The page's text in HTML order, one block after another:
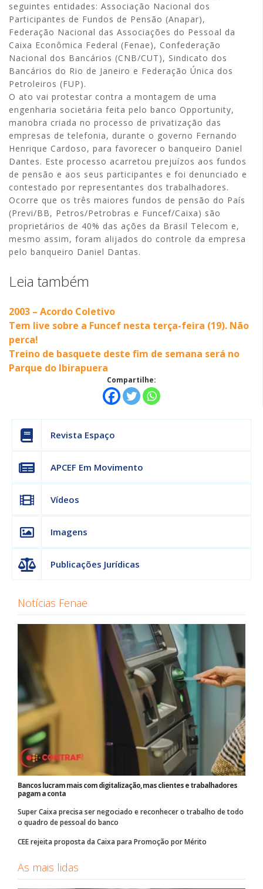
seguintes entidades: Associação Nacional dos
Participantes de Fundos de Pensão (Anapar),
Federação Nacional das Associações do Pessoal da
Caixa Econômica Federal (Fenae), Confederação
Nacional dos Bancários (CNB/CUT), Sindicato dos
Bancários do Rio de Janeiro e Federação Única dos
Petroleiros (FUP).
O ato vai protestar contra a montagem de uma
engenharia societária feita pelo banco Opportunity,
manobra criada no processo de privatização das
empresas de telefonia, durante o governo Fernando
Henrique Cardoso, para favorecer o banqueiro Daniel
Dantes. Este processo acarretou prejuízos aos fundos
de pensão e aos seus participantes e foi denunciado e
contestado por representantes dos trabalhadores.
Ocorre que os três maiores fundos de pensão do País
(Previ/BB, Petros/Petrobras e Funcef/Caixa) são
proprietários de 40% das ações da Brasil Telecom e,
mesmo assim, foram alijados do controle da empresa
pelo banqueiro Daniel Dantas.
Leia também
2003 – Acordo Coletivo
Tem live sobre a Funcef nesta terça-feira (19). Não
perca!
Treino de basquete deste fim de semana será no
Parque do Ibirapuera
Compartilhe:
Revista Espaço
APCEF Em Movimento
Vídeos
Imagens
Publicações Jurídicas
Notícias Fenae
Bancos lucram mais com digitalização, mas clientes e trabalhadores
pagam a conta
Super Caixa precisa ser negociado e reconhecer o trabalho de todo
o quadro de pessoal do banco
CEE rejeita proposta da Caixa para Promoção por Mérito
As mais lidas